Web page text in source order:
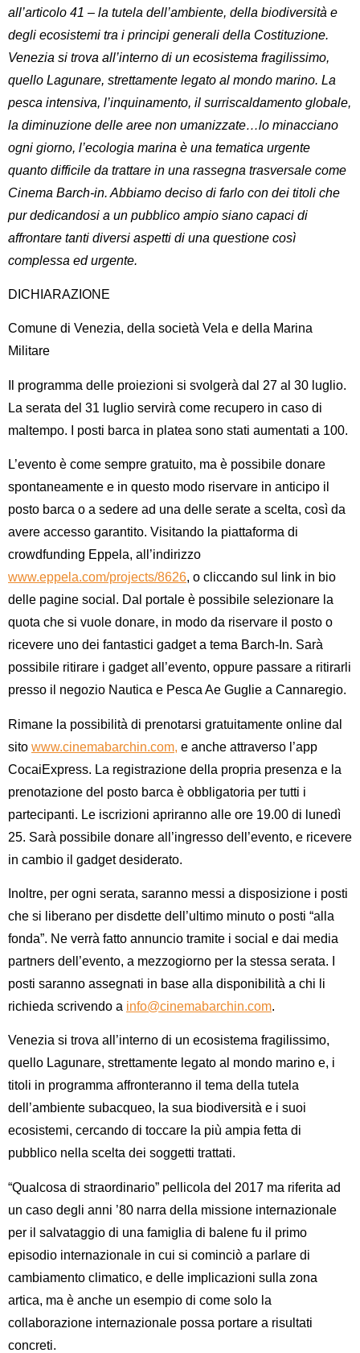
all’articolo 41 – la tutela dell’ambiente, della biodiversità e
degli ecosistemi tra i principi generali della Costituzione.
Venezia si trova all’interno di un ecosistema fragilissimo,
quello Lagunare, strettamente legato al mondo marino. La
pesca intensiva, l’inquinamento, il surriscaldamento globale,
la diminuzione delle aree non umanizzate…lo minacciano
ogni giorno, l’ecologia marina è una tematica urgente
quanto difficile da trattare in una rassegna trasversale come
Cinema Barch-in. Abbiamo deciso di farlo con dei titoli che
pur dedicandosi a un pubblico ampio siano capaci di
affrontare tanti diversi aspetti di una questione così
complessa ed urgente.
DICHIARAZIONE
Comune di Venezia, della società Vela e della Marina
Militare
programma delle proiezioni si svolgerà dal 27 al 30 luglio.
La serata del 31 luglio servirà come recupero in caso di
maltempo. I posti barca in platea sono stati aumentati a 100.
L’evento è come sempre gratuito, ma è possibile donare
spontaneamente e in questo modo riservare in anticipo il
posto barca o a sedere ad una delle serate a scelta, così da
avere accesso garantito. Visitando la piattaforma di
crowdfunding Eppela, all’indirizzo
www.eppela.com/projects/8626, o cliccando sul link in bio
delle pagine social. Dal portale è possibile selezionare la
quota che si vuole donare, in modo da riservare il posto o
ricevere uno dei fantastici gadget a tema Barch-In. Sarà
possibile ritirare i gadget all’evento, oppure passare a ritirarli
presso il negozio Nautica e Pesca Ae Guglie a Cannaregio.
Rimane la possibilità di prenotarsi gratuitamente online dal
sito www.cinemabarchin.com, e anche attraverso l’app
CocaiExpress. La registrazione della propria presenza e la
prenotazione del posto barca è obbligatoria per tutti i
partecipanti. Le iscrizioni apriranno alle ore 19.00 di lunedì
25. Sarà possibile donare all’ingresso dell’evento, e ricevere
in cambio il gadget desiderato.
Inoltre, per ogni serata, saranno messi a disposizione i posti
che si liberano per disdette dell’ultimo minuto o posti “alla
fonda”. Ne verrà fatto annuncio tramite i social e dai media
partners dell’evento, a mezzogiorno per la stessa serata. I
posti saranno assegnati in base alla disponibilità a chi li
richieda scrivendo a info@cinemabarchin.com.
Venezia si trova all’interno di un ecosistema fragilissimo,
quello Lagunare, strettamente legato al mondo marino e, i
titoli in programma affronteranno il tema della tutela
dell’ambiente subacqueo, la sua biodiversità e i suoi
ecosistemi, cercando di toccare la più ampia fetta di
pubblico nella scelta dei soggetti trattati.
“Qualcosa di straordinario” pellicola del 2017 ma riferita ad
un caso degli anni ’80 narra della missione internazionale
per il salvataggio di una famiglia di balene fu il primo
episodio internazionale in cui si cominciò a parlare di
cambiamento climatico, e delle implicazioni sulla zona
artica, ma è anche un esempio di come solo la
collaborazione internazionale possa portare a risultati
concreti.